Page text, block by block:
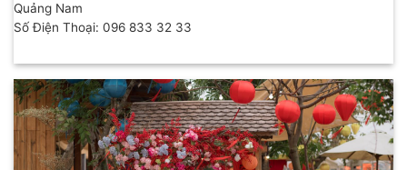
Quảng Nam
Số Điện Thoại: 096 833 32 33